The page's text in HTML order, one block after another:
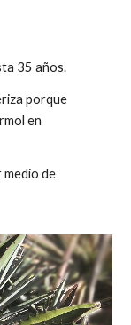
35 años.
porque
en
de